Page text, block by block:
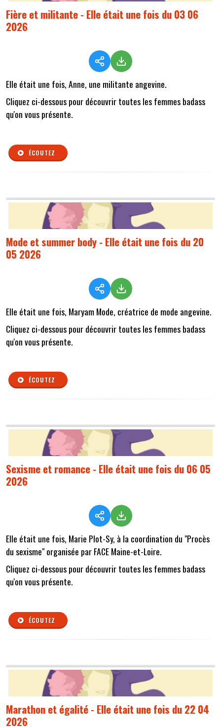
Fière et militante - Elle était une fois du 03 06
2026
Elle était une fois, Anne, une militante angevine.
Cliquez ci-dessous pour découvrir toutes les femmes badass
qu'on vous présente.
ÉCOUTEZ
Mode et summer body - Elle était une fois du 20
05 2026
Elle était une fois, Maryam Mode, créatrice de mode angevine.
Cliquez ci-dessous pour découvrir toutes les femmes badass
qu'on vous présente.
ÉCOUTEZ
Sexisme et romance - Elle était une fois du 06 05
2026
Elle était une fois, Marie Plot-Sy, à la coordination du "Procès
du sexisme" organisée par FACE Maine-et-Loire.
Cliquez ci-dessous pour découvrir toutes les femmes badass
qu'on vous présente.
ÉCOUTEZ
Marathon et égalité - Elle était une fois du 22 04
2026